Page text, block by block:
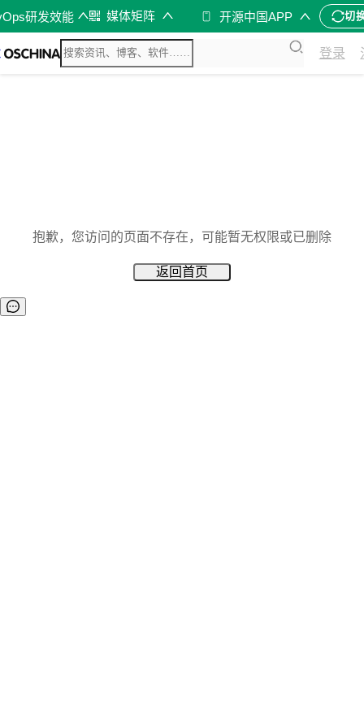
研发效能 媒体矩阵 开源中国APP 切
登录
抱歉，您访问的页面不存在，可能暂无权限或已删除
返回首页